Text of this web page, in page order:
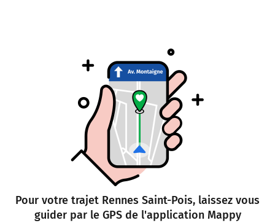
Pour votre trajet Rennes Saint-Pois, laissez vous
guider par le GPS de l'application Mappy